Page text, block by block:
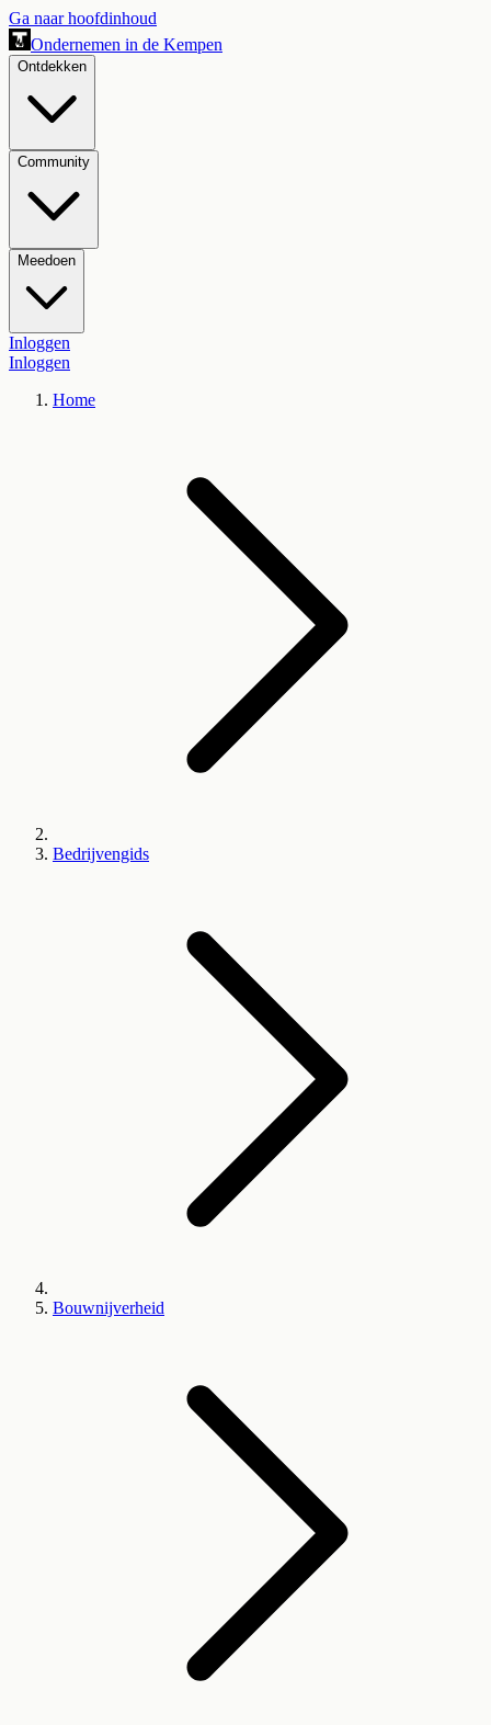
Ga naar hoofdinhoud
Ondernemen in de Kempen
Ontdekken
Community
Meedoen
Inloggen
Inloggen
Home
Bedrijvengids
Bouwnijverheid